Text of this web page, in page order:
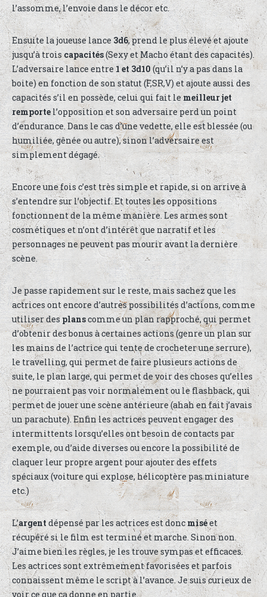
l’assomme, l’envoie dans le décor etc.
Ensuite la joueuse lance3d6, prend le plus élevé et ajoute
jusqu’à troiscapacités(Sexy et Macho étant des capacités).
L’adversaire lance entre 1 et 3d10(qu’il n’y a pas dans la
boite) en fonction de son statut (F,SR,V) et ajoute aussi des
capacités s’il en possède, celui qui fait lemeilleur jet
remportel’opposition et son adversaire perd un point
d’endurance. Dans le cas d’une vedette, elle est blessée (ou
humiliée, gênée ou autre), sinon l’adversaire est
simplement dégagé.
Encore une fois c’est très simple et rapide, si on arrive à
s’entendre sur l’objectif. Et toutes les oppositions
fonctionnent de la même manière. Les armes sont
cosmétiques et n’ont d’intérêt que narratif et les
personnages ne peuvent pas mourir avant la dernière
scène.
Je passe rapidement sur le reste, mais sachez que les
actrices ont encore d’autres possibilités d’actions, comme
utiliser desplanscomme un plan rapproché, qui permet
d’obtenir des bonus à certaines actions (genre un plan sur
les mains de l’actrice qui tente de crocheter une serrure),
le travelling, qui permet de faire plusieurs actions de
suite, le plan large, qui permet de voir des choses qu’elles
ne pourraient pas voir normalement ou le flashback, qui
permet de jouer une scène antérieure (ahah en fait j’avais
un parachute). Enfin les actrices peuvent engager des
intermittents lorsqu’elles ont besoin de contacts par
exemple, ou d’aide diverses ou encore la possibilité de
claquer leur propre argent pour ajouter des effets
spéciaux (voiture qui explose, hélicoptère pas miniature
etc.)
L’argent dépensé par les actrices est donc miséet
récupéré si le film est terminé et marche. Sinon non.
J’aime bien les règles, je les trouve sympas et efficaces.
Les actrices sont extrêmement favorisées et parfois
connaissent même le script à l’avance. Je suis curieux de
voir ce que ça donne en partie.